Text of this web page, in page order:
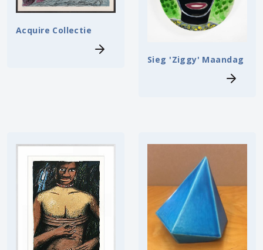
Acquire Collectie
Sieg 'Ziggy' Maandag